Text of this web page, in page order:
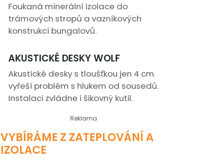
Foukaná minerální izolace do
trámových stropů a vazníkových
konstrukcí bungalovů.
AKUSTICKÉ DESKY WOLF
Akustické desky s tloušťkou jen 4 cm
vyřeší problém s hlukem od sousedů.
Instalaci zvládne i šikovný kutil.
Reklama
VYBÍRÁME Z ZATEPLOVÁNÍ A
IZOLACE